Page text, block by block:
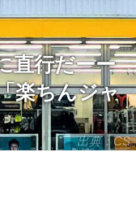
出典：CS
直行だーー
楽ちんジャ